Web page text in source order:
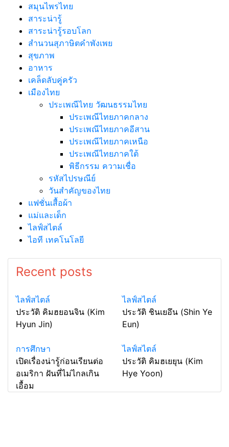
สมุนไพรไทย
สาระน่ารู้
สาระน่ารู้รอบโลก
สำนวนสุภาษิตคำพังเพย
สุขภาพ
อาหาร
เคล็ดลับคู่ครัว
เมืองไทย
ประเพณีไทย วัฒนธรรมไทย
ประเพณีไทยภาคกลาง
ประเพณีไทยภาคอีสาน
ประเพณีไทยภาคเหนือ
ประเพณีไทยภาคใต้
พิธีกรรม ความเชื่อ
รหัสไปรษณีย์
วันสำคัญของไทย
แฟชั่นเสื้อผ้า
แม่และเด็ก
ไลฟ์สไตล์
ไอที เทคโนโลยี
Recent posts
ไลฟ์สไตล์
ประวัติ คิมฮยอนจิน (Kim
Hyun Jin)
ไลฟ์สไตล์
ประวัติ ชินเยอึน (Shin Ye
Eun)
การศึกษา
เปิดเรื่องน่ารู้ก่อนเรียนต่อ
อเมริกา ฝันที่ไม่ไกลเกิน
เอื้อม
ไลฟ์สไตล์
ประวัติ คิมฮเยยุน (Kim
Hye Yoon)